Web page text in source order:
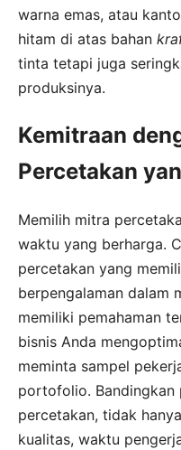
warna emas, atau
hitam di atas bahan
tinta tetapi juga
produksinya.
Kemitraan
Percetakan
Memilih mitra
waktu yang berharga.
percetakan yang
berpengalaman dalam
memiliki pemahaman
bisnis Anda
meminta sampel
portofolio. Bandingkan
percetakan, tidak
kualitas, waktu